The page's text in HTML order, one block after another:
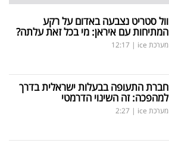
וול סטריט נצבעה באדום על רקע
המתיחות עם איראן: מי בכל זאת עלתה?
מערכת ice |
12:17
חברת התעופה בבעלות ישראלית בדרך
למהפכה: זה השינוי הדרמטי
מערכת ice |
2:27